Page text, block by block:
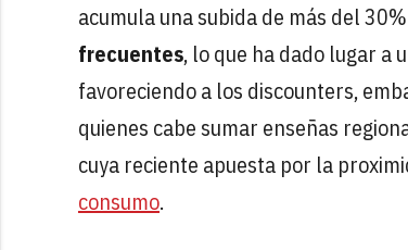
acumula una subida de más del
frecuentes, lo que ha dado lugar a
favoreciendo a los discounters,
quienes cabe sumar enseñas
cuya reciente apuesta por la
consumo.